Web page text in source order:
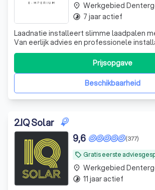
Laadnatie installeert slimme laadpalen
Van eerlijk advies en professionele
configuratie en ondersteuning.
Beschikbaarheid
Prijsopgave
place Werkgebied
timelapse 7 jaar actief
2.IQ Solar
local_offer Gratis eerste
(377)
9,6
place Werkgebied
timelapse 11 jaar actief